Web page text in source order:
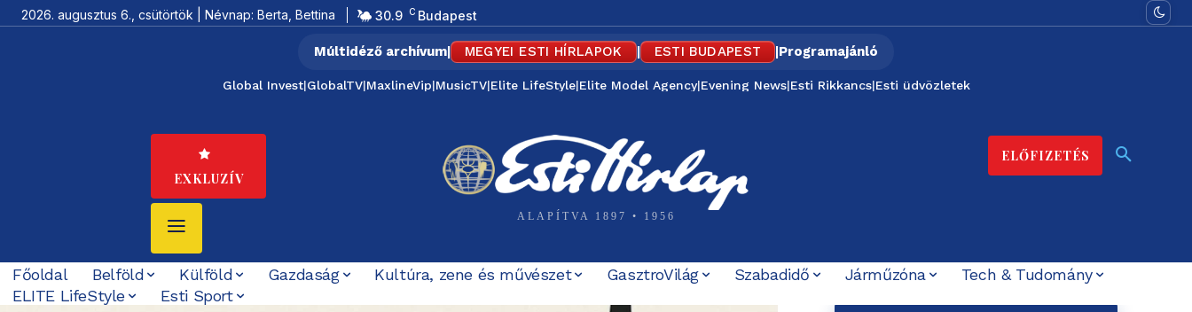
2026. augusztus 6., csütörtök | Névnap: Berta, Bettina 30.9 C Budapest
Múltidéző archívum| MEGYEI ESTI HÍRLAPOK | ESTI BUDAPEST |Programajánló
Global Invest|GlobalTV|MaxlineVip|MusicTV|Elite LifeStyle|Elite Model Agency|Evening News|Esti Rikkancs|Esti üdvözletek
EXKLUZÍV
ALAPÍTVA 1897 • 1956
ELŐFIZETÉS
Főoldal Belföld Külföld Gazdaság Kultúra, zene és művészet GasztroVilág Szabadidő Járműzóna
Tech & Tudomány
ELITE LifeStyle
Esti Sport